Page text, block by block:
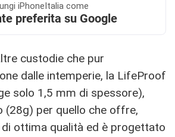
iPhoneItalia come
preferita su Google
custodie che pur
dalle intemperie, la LifeProof
solo 1,5 mm di spessore),
(28g) per quello che offre,
ottima qualità ed è progettato